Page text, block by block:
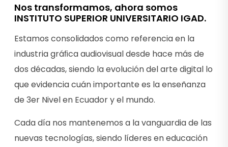
Nos transformamos, ahora somos
INSTITUTO SUPERIOR UNIVERSITARIO IGAD.
Estamos consolidados como referencia en la
industria gráﬁca audiovisual desde hace más de
dos décadas, siendo la evolución del arte digital lo
que evidencia cuán importante es la enseñanza
de 3er Nivel en Ecuador y el mundo.
Cada día nos mantenemos a la vanguardia de las
nuevas tecnologías, siendo líderes en educación